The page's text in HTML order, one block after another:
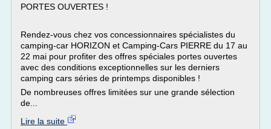
PORTES OUVERTES !
Rendez-vous chez vos concessionnaires spécialistes du
camping-car HORIZON et Camping-Cars PIERRE du 17 au
22 mai pour profiter des offres spéciales portes ouvertes
avec des conditions exceptionnelles sur les derniers
camping cars séries de printemps disponibles !
De nombreuses offres limitées sur une grande sélection
de...
Lire la suite